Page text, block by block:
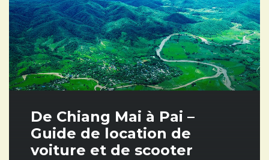
De Chiang Mai à Pai –
Guide de location de
voiture et de scooter